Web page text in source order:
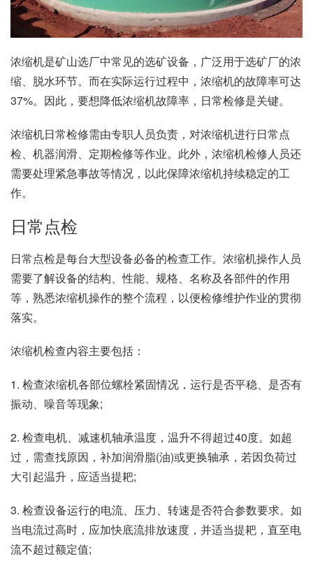
浓缩机是矿山选厂中常见的选矿设备，广泛用于选矿厂的浓
缩、脱水环节。而在实际运行过程中，浓缩机的故障率可达
37%。因此，要想降低浓缩机故障率，日常检修是关键。
浓缩机日常检修需由专职人员负责，对浓缩机进行日常点
检、机器润滑、定期检修等作业。此外，浓缩机检修人员还
需要处理紧急事故等情况，以此保障浓缩机持续稳定的工
作。
日常点检
日常点检是每台大型设备必备的检查工作。浓缩机操作人员
需要了解设备的结构、性能、规格、名称及各部件的作用
等，熟悉浓缩机操作的整个流程，以便检修维护作业的贯彻
落实。
浓缩机检查内容主要包括：
1. 检查浓缩机各部位螺栓紧固情况，运行是否平稳、是否有
振动、噪音等现象;
2. 检查电机、减速机轴承温度，温升不得超过40度。如超
过，需查找原因，补加润滑脂(油)或更换轴承，若因负荷过
大引起温升，应适当提耙;
3. 检查设备运行的电流、压力、转速是否符合参数要求。如
当电流过高时，应加快底流排放速度，并适当提耙，直至电
流不超过额定值;